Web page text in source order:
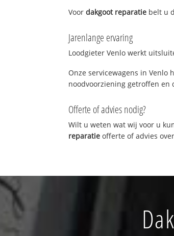
Voordakgoot reparatie belt u
Jarenlange ervaring
Loodgieter Venlo werkt
Onze servicewagens in
noodvoorziening getroffen en
Offerte of advies nodig?
Wilt u weten wat wij voor u
reparatie offerte of advies